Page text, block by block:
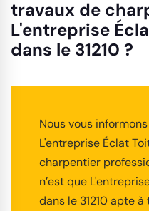
travaux de
L'entreprise
dans le 31210 ?
Nous vous
L'entreprise Éclat
charpentier
n’est que
dans le 31210 apte